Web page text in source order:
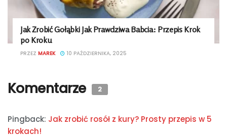
Jak Zrobić Gołąbki Jak Prawdziwa Babcia: Przepis Krok
po Kroku
PRZEZ MAREK 10 PAŹDZIERNIKA, 2025
Komentarze 2
Pingback: Jak zrobić rosół z kury? Prosty przepis w 5
krokach!